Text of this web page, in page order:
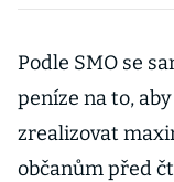
Podle SMO se
peníze na to,
zrealizovat
občanům před